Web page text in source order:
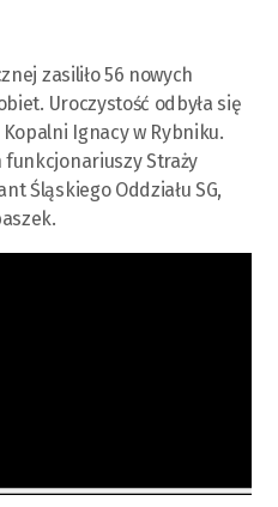
zasiliło 56 nowych
Uroczystość odbyła się
Ignacy w Rybniku.
funkcjonariuszy Straży
Śląskiego Oddziału SG,